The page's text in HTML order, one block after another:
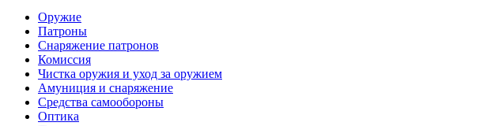
Оружие
Патроны
Снаряжение патронов
Комиссия
Чистка оружия и уход за оружием
Амуниция и снаряжение
Средства самообороны
Оптика